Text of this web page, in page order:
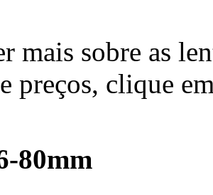
mais sobre as
preços, clique
80mm